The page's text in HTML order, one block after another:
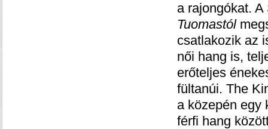
a rajongókat.
Tuomastól
csatlakozik az
női hang is,
erőteljes
fültanúi. The
a közepén egy
férfi hang